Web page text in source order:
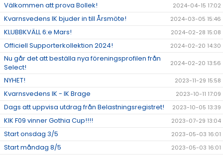
Välkommen att prova Bollek! 2024-04-15 17:02
Kvarnsvedens IK bjuder in till Årsmöte! 2024-03-05 15:46
KLUBBKVÄLL 6:e Mars! 2024-02-28 15:08
Officiell Supporterkollektion 2024! 2024-02-20 14:30
Nu går det att beställa nya föreningsprofilen från
Select!
2024-02-20 13:56
NYHET! 2023-11-29 15:58
Kvarnsvedens IK - IK Brage 2023-10-11 17:09
Dags att uppvisa utdrag från Belastningsregistret! 2023-10-05 13:39
KIK F09 vinner Gothia Cup!!!! 2023-07-29 13:04
Start onsdag 3/5 2023-05-03 16:01
Start måndag 8/5 2023-05-03 16:01